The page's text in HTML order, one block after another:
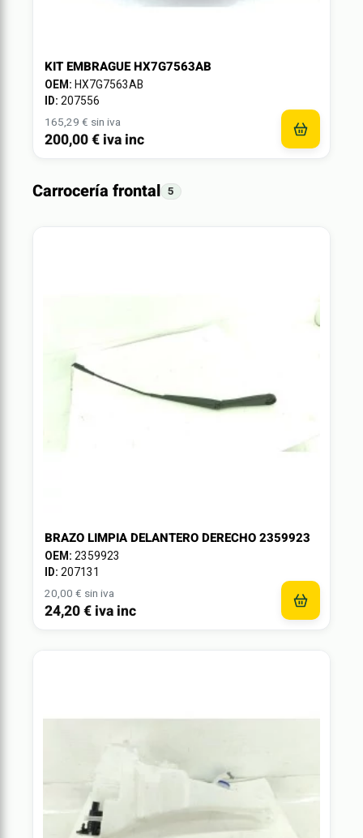
KIT EMBRAGUE HX7G7563AB
OEM: HX7G7563AB
ID: 207556
165,29 € sin iva
200,00 € iva inc
Carrocería frontal 5
BRAZO LIMPIA DELANTERO DERECHO 2359923
OEM: 2359923
ID: 207131
20,00 € sin iva
24,20 € iva inc